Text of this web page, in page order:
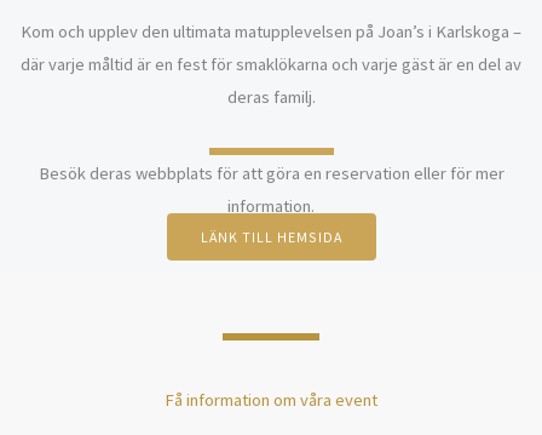
Kom och upplev den ultimata matupplevelsen på Joan’s i Karlskoga –
där varje måltid är en fest för smaklökarna och varje gäst är en del av
deras familj.
Besök deras webbplats för att göra en reservation eller för mer
information.
LÄNK TILL HEMSIDA
Få information om våra event